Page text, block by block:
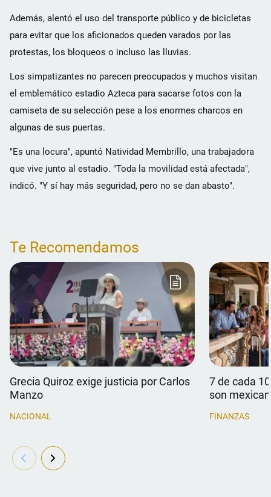
Además, alentó el uso del transporte público y de bicicletas
para evitar que los aficionados queden varados por las
protestas, los bloqueos o incluso las lluvias.
Los simpatizantes no parecen preocupados y muchos visitan
el emblemático estadio Azteca para sacarse fotos con la
camiseta de su selección pese a los enormes charcos en
algunas de sus puertas.
"Es una locura", apuntó Natividad Membrillo, una trabajadora
que vive junto al estadio. "Toda la movilidad está afectada",
indicó. "Y sí hay más seguridad, pero no se dan abasto".
Te Recomendamos
Grecia Quiroz exige justicia por Carlos
Manzo
NACIONAL
7 de cada
son
FINANZAS